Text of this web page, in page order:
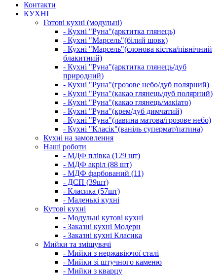
Контакти
КУХНІ
Готові кухні (модульні)
- Кухні "Руна"(арктитка глянець)
- Кухні "Марсель"(білий шовк)
- Кухні "Марсель"(слонова кістка/північний
блакитний)
- Кухні "Руна"(арктитка глянець/дуб
природний)
- Кухні "Руна"(грозове небо/дуб полярний)
- Кухні "Руна"(какао глянець/дуб полярний)
- Кухні "Руна"(какао глянець/макіато)
- Кухні "Руна"(крем/дуб димчатий)
- Кухні "Руна"(лавина матова/грозове небо)
- Кухні "Класік"(ваніль супермат/патина)
Кухні на замовлення
Наші роботи
- МДФ плівка (129 шт)
- МДФ акріл (88 шт)
- МДФ фарбований (11)
- ДСП (39шт)
- Класика (57шт)
- Маленькі кухні
Кутові кухні
- Модульні кутові кухні
- Заказні кухні Модерн
- Заказні кухні Класика
Мийки та змішувачі
- Мийки з нержавіючої сталі
- Мийки зі штучного каменю
- Мийки з кварцу